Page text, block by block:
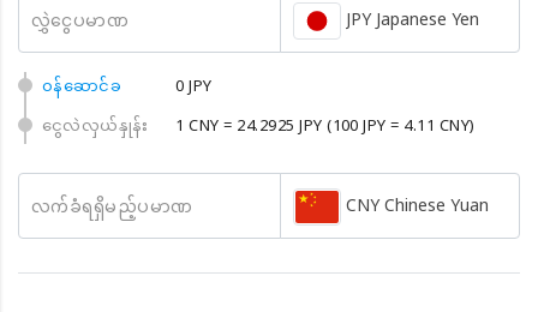
လွှဲငွေပမာဏ JPY Japanese Yen
၀န်ဆောင်ခ
0 JPY
ငွေလဲလှယ်နှုန်း
1 CNY = 24.2925 JPY(100 JPY = 4.11 CNY)
လက်ခံရရှိမည့်ပမာဏ CNY Chinese Yuan